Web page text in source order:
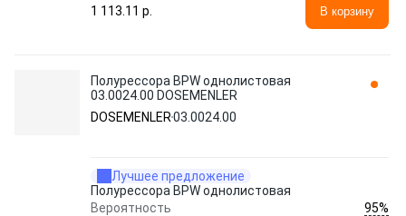
1 113.11 p.
В корзину
Полурессора BPW однолистовая
03.0024.00 DOSEMENLER
DOSEMENLER03.0024.00
Лучшее предложение
Полурессора BPW однолистовая
Вероятность
95%